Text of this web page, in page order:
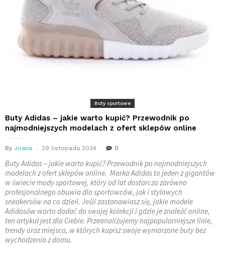
Buty sportowe
Buty Adidas – jakie warto kupić? Przewodnik po
najmodniejszych modelach z ofert sklepów online
By Joana 29 listopada 2024 0
Buty Adidas – jakie warto kupić? Przewodnik po najmodniejszych
modelach z ofert sklepów online. Marka Adidas to jeden z gigantów
w świecie mody sportowej, który od lat dostarcza zarówno
profesjonalnego obuwia dla sportowców, jak i stylowych
sneakersów na co dzień. Jeśli zastanawiasz się, jakie modele
Adidasów warto dodać do swojej kolekcji i gdzie je znaleźć online,
ten artykuł jest dla Ciebie. Przeanalizujemy najpopularniejsze linie,
trendy oraz miejsca, w których kupisz swoje wymarzone buty bez
wychodzenia z domu.